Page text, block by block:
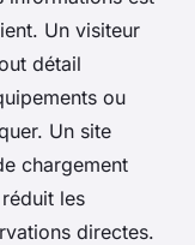
Un visiteur
détail
ou
Un site
chargement
les
directes.